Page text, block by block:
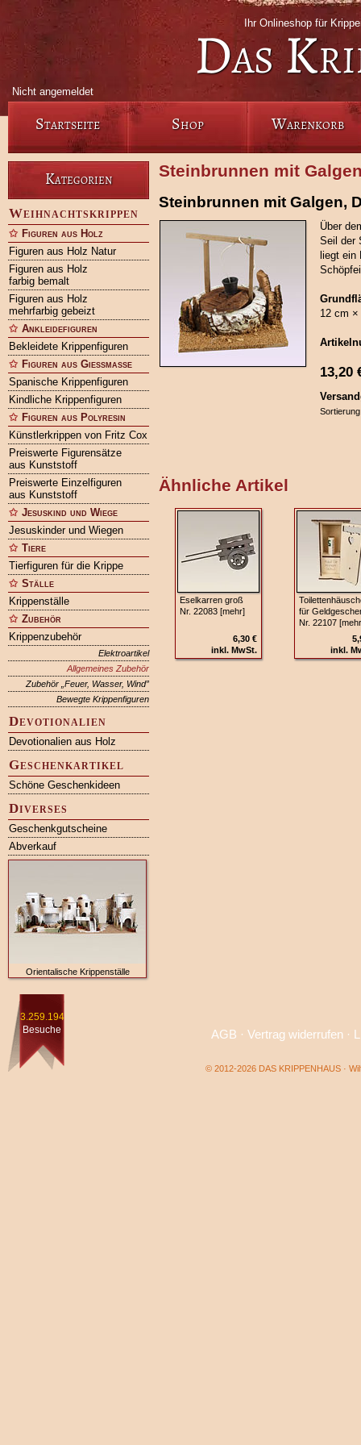
Ihr Onlineshop für
Das
Nicht angemeldet
Startseite Shop Warenkorb
Kategorien
Weihnachtskrippen
Figuren aus Holz
Figuren aus Holz Natur
Figuren aus Holz
farbig bemalt
Figuren aus Holz
mehrfarbig gebeizt
Ankleidefiguren
Bekleidete Krippenfiguren
Figuren aus Gießmasse
Spanische Krippenfiguren
Kindliche Krippenfiguren
Figuren aus Polyresin
Künstlerkrippen von Fritz Cox
Preiswerte Figurensätze
aus Kunststoff
Preiswerte Einzelfiguren
aus Kunststoff
Jesuskind und Wiege
Jesuskinder und Wiegen
Tiere
Tierfiguren für die Krippe
Ställe
Krippenställe
Zubehör
Krippenzubehör
Elektroartikel
Allgemeines Zubehör
Zubehör „Feuer, Wasser, Wind”
Bewegte Krippenfiguren
Devotionalien
Devotionalien aus Holz
Geschenkartikel
Schöne Geschenkideen
Diverses
Geschenkgutscheine
Abverkauf
Orientalische Krippenställe
Steinbrunnen mit
Steinbrunnen mit Galgen,
Über
Seil der
liegt ein
12 cm
13,20
Ähnliche Artikel
Eselkarren groß
Nr. 22083 [mehr]
6,30 €
inkl. MwSt.
für
Nr. 22107
inkl.
3.259.194
Besuche
AGB · Vertrag widerrufen·
© 2012-2026 DAS KRIPPENHAUS ·